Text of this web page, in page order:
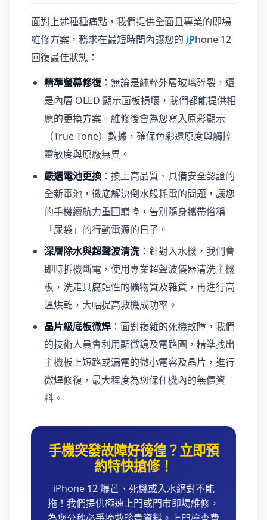
面對上述種種痛點，我們提供全面且專業的即場
維修方案，務求在最短時間內讓您的 iPhone 12
回復最佳狀態：
精準螢幕修復 ：無論是純粹外層玻璃碎裂，還
是內層 OLED 顯示面板損壞，我們都能提供相
應的更換方案。維修後會為您寫入原彩顯示
（True Tone）數據，確保色彩還原度與觸控
靈敏度與原廠無異。
嚴選電池更換 ：換上高品質、具備安全認證的
全新電池，徹底解決倒水般耗電的問題，讓您
的手機續航力重回巔峰，告別隨身攜帶俗稱
「尿袋」的行動電源的日子。
深層除水與超聲波清洗：針對入水機，我們會
即時拆機斷電，使用專業超聲波儀器清洗主機
板，洗走具腐蝕性的礦物質及雜質，再進行高
溫烘乾，大幅提高救機成功率。
晶片級底板微焊 ：面對複雜的死機故障，我們
的技術人員會利用顯微鏡及電路圖，精準找出
主機板上短路或漏電的微小電容及晶片，進行
微焊修復，最大程度為您保住機內的無價資
料。
手機突發故障好徬徨？立即預
約特快搶修！
iPhone 12 爆芒、死機或入水絕對不能
拖！我們提供極速上門或門市即場維修，